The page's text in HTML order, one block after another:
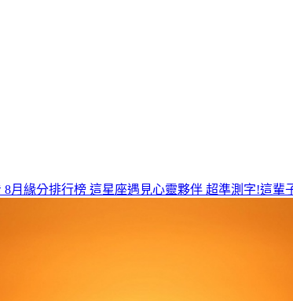
8月緣分排行榜 這星座遇見心靈夥伴 超準測字!這輩